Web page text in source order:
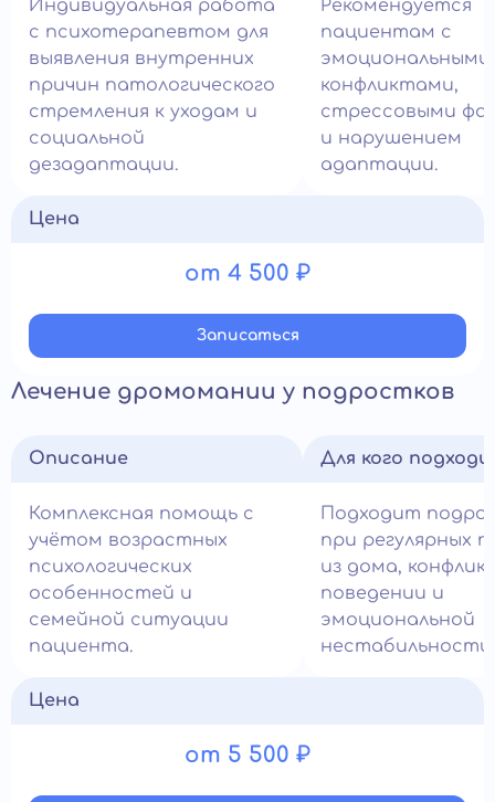
Индивидуальная работа
с психотерапевтом для
выявления внутренних
причин патологического
стремления к уходам и
социальной
дезадаптации.
Рекомендуется
пациентам с
эмоциональными
конфликтами,
стрессовыми
и нарушением
адаптации.
Цена
от 4 500 ₽
Записатьcя
Лечение дромомании у подростков
Описание
Комплексная помощь с
учётом возрастных
психологических
особенностей и
семейной ситуации
пациента.
Для кого
Подходит
при регулярных
из дома,
поведении и
эмоциональной
нестабильности.
Цена
от 5 500 ₽